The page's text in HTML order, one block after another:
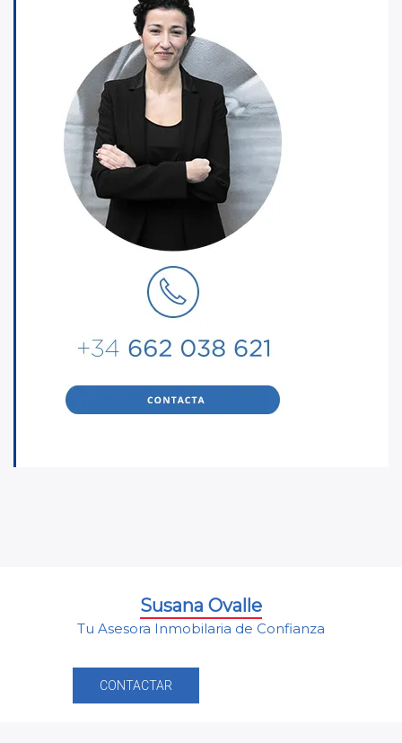
Susana Ovalle
Tu Asesora Inmobilaria de Confianza
CONTACTAR